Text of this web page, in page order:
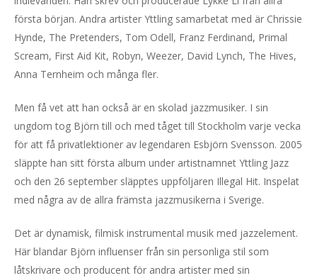
första början. Andra artister Yttling samarbetat med är Chrissie
Hynde, The Pretenders, Tom Odell, Franz Ferdinand, Primal
Scream, First Aid Kit, Robyn, Weezer, David Lynch, The Hives,
Anna Ternheim och många fler.
Men få vet att han också är en skolad jazzmusiker. I sin
ungdom tog Björn till och med tåget till Stockholm varje vecka
för att få privatlektioner av legendaren Esbjörn Svensson. 2005
släppte han sitt första album under artistnamnet Yttling Jazz
och den 26 september släpptes uppföljaren Illegal Hit. Inspelat
med några av de allra främsta jazzmusikerna i Sverige.
Det är dynamisk, filmisk instrumental musik med jazzelement.
Här blandar Björn influenser från sin personliga stil som
låtskrivare och producent för andra artister med sin